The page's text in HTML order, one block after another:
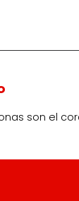
son el
de Datos